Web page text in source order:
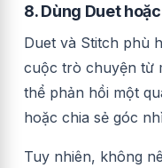
8. Dùng Duet
Duet và Stitch phù
cuộc trò chuyện từ
thể phản hồi một
hoặc chia sẻ góc
Tuy nhiên, không